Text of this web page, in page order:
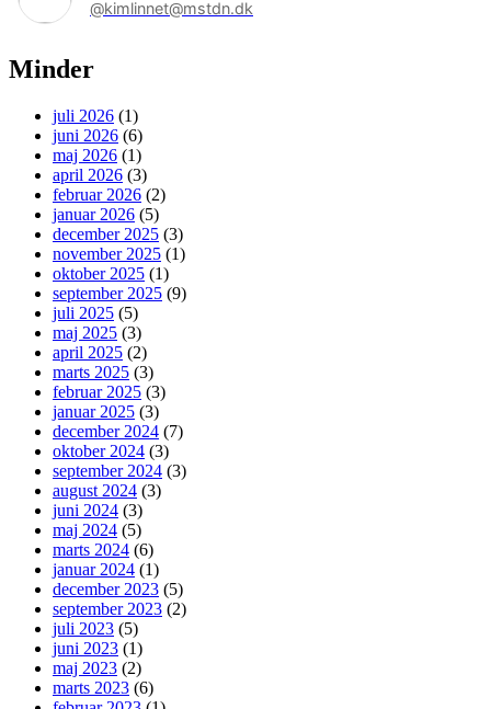
@kimlinnet@mstdn.dk
Minder
juli 2026 (1)
juni 2026 (6)
maj 2026 (1)
april 2026 (3)
februar 2026 (2)
januar 2026 (5)
december 2025 (3)
november 2025 (1)
oktober 2025 (1)
september 2025 (9)
juli 2025 (5)
maj 2025 (3)
april 2025 (2)
marts 2025 (3)
februar 2025 (3)
januar 2025 (3)
december 2024 (7)
oktober 2024 (3)
september 2024 (3)
august 2024 (3)
juni 2024 (3)
maj 2024 (5)
marts 2024 (6)
januar 2024 (1)
december 2023 (5)
september 2023 (2)
juli 2023 (5)
juni 2023 (1)
maj 2023 (2)
marts 2023 (6)